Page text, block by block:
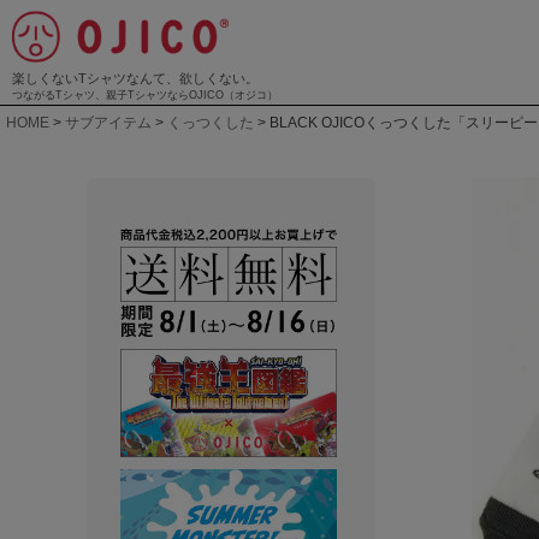
楽しくないTシャツなんて、欲しくない。
つながるTシャツ、親子TシャツならOJICO（オジコ）
HOME サブアイテム くっつくした BLACK OJICOくっつくした「スリーピ